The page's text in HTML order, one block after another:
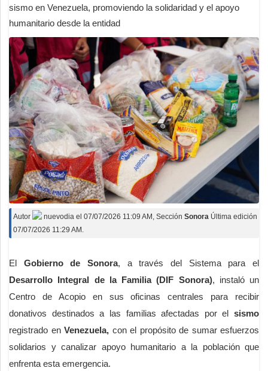
sismo en Venezuela, promoviendo la solidaridad y el apoyo
humanitario desde la entidad
Autor nuevodia el 07/07/2026 11:09 AM , Sección Sonora Última edición
07/07/2026 11:29 AM.
El Gobierno de Sonora, a través del Sistema para el
Desarrollo Integral de la Familia (DIF Sonora), instaló un
Centro de Acopio en sus oficinas centrales para recibir
donativos destinados a las familias afectadas por el sismo
registrado en Venezuela, con el propósito de sumar esfuerzos
solidarios y canalizar apoyo humanitario a la población que
enfrenta esta emergencia.